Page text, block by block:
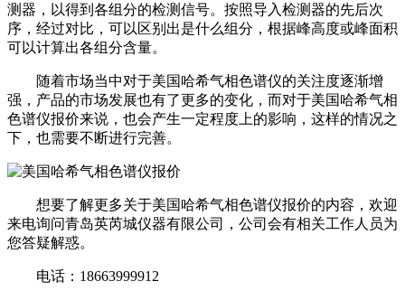
测器，以得到各组分的检测信号。按照导入检测器的先后次
序，经过对比，可以区别出是什么组分，根据峰高度或峰面积
可以计算出各组分含量。
随着市场当中对于美国哈希气相色谱仪的关注度逐渐增
强，产品的市场发展也有了更多的变化，而对于美国哈希气相
色谱仪报价来说，也会产生一定程度上的影响，这样的情况之
下，也需要不断进行完善。
想要了解更多关于美国哈希气相色谱仪报价的内容，欢迎
来电询问青岛英芮城仪器有限公司，公司会有相关工作人员为
您答疑解惑。
电话：18663999912